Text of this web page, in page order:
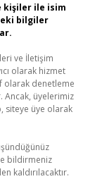
kişiler ile isim
bilgiler
ve İletişim
olarak hizmet
olarak denetleme
Ancak, üyelerimiz
siteye üye olarak
bildirmeniz
kaldırılacaktır.